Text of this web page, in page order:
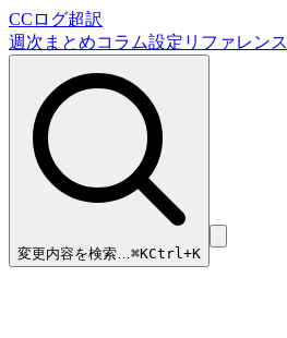
CCログ超訳
週次まとめコラム設定リファレンス
変更内容を検索…⌘KCtrl+K